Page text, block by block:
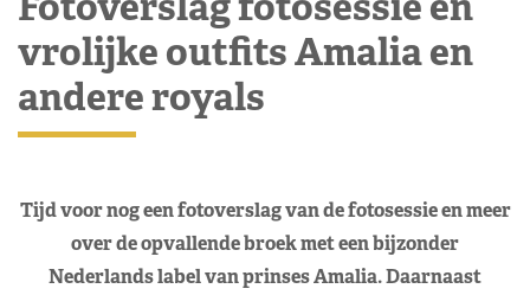
vrolijke outfits Amalia en
andere royals
Tijd voor nog een fotoverslag van de fotosessie en meer
over de opvallende broek met een bijzonder
Nederlands label van prinses Amalia. Daarnaast